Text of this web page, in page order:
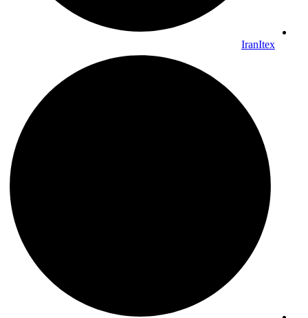
IranItex